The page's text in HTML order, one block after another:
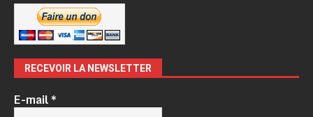
RECEVOIR LA NEWSLETTER
E-mail*